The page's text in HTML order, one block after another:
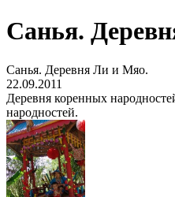
Санья.
Санья. Деревня Ли и Мяо.
22.09.2011
Деревня коренных
народностей.